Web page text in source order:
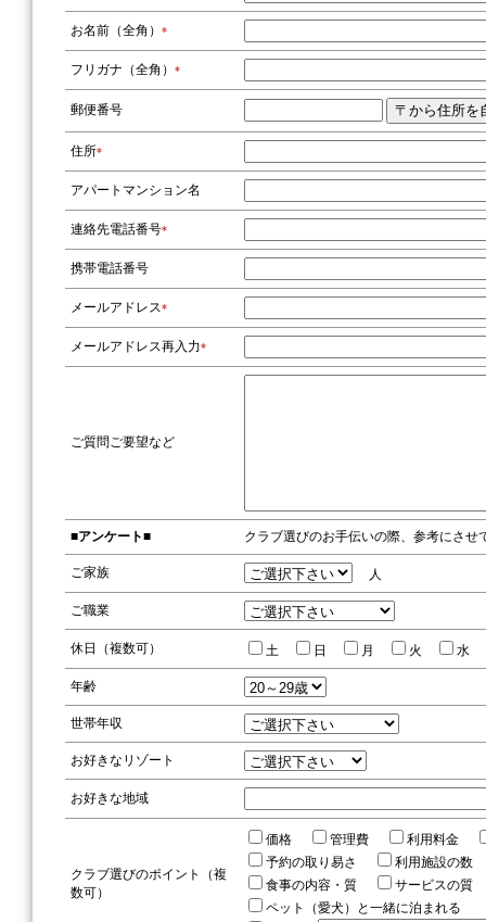
お名前（全角） *
フリガナ（全角） *
郵便番号
住所*
アパートマンション名
連絡先電話番号*
携帯電話番号
メールアドレス*
メールアドレス再入力*
ご質問ご要望など
■アンケート■ クラブ選びのお手伝いの際、参考にさせ
ご家族 人
ご職業
休日（複数可） 土 日 月 火 水
年齢
世帯年収
お好きなリゾート
お好きな地域
クラブ選びのポイント（複
数可）
価格 管理費
利用料金
予約の取り易さ
利用施設の
食事の内容・質
サービスの
ペット（愛犬）と一緒に泊まれる